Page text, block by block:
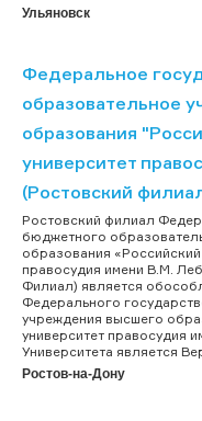
Ульяновск
Федеральное
образовательное
образования
университет
(Ростовский
Ростовский филиал
бюджетного
образования
правосудия имени В.М.
Филиал) является
Федерального
учреждения высшего
университет правосудия
Университета является
Ростов-на-Дону